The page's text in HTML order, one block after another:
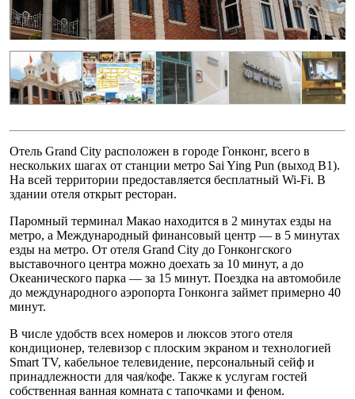
Отель Grand City расположен в городе Гонконг, всего в
нескольких шагах от станции метро Sai Ying Pun (выход В1).
На всей территории предоставляется бесплатный Wi-Fi. В
здании отеля открыт ресторан.
Паромный терминал Макао находится в 2 минутах езды на
метро, а Международный финансовый центр — в 5 минутах
езды на метро. От отеля Grand City до Гонконгского
выставочного центра можно доехать за 10 минут, а до
Океанического парка — за 15 минут. Поездка на автомобиле
до международного аэропорта Гонконга займет примерно 40
минут.
В числе удобств всех номеров и люксов этого отеля
кондиционер, телевизор с плоским экраном и технологией
Smart TV, кабельное телевидение, персональный сейф и
принадлежности для чая/кофе. Также к услугам гостей
собственная ванная комната c тапочками и феном.